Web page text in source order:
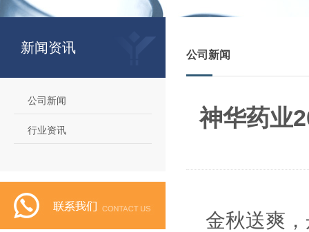
新闻资讯
公司新闻
行业资讯
公司新闻
神华药业
金秋送爽